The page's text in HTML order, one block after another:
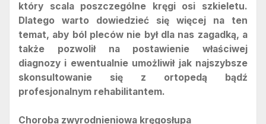
który scala poszczególne kręgi osi szkieletu.
Dlatego warto dowiedzieć się więcej na ten
temat, aby ból pleców nie był dla nas zagadką, a
także pozwolił na postawienie właściwej
diagnozy i ewentualnie umożliwił jak najszybsze
skonsultowanie się z ortopedą bądź
profesjonalnym rehabilitantem.
Choroba zwyrodnieniowa kręgosłupa